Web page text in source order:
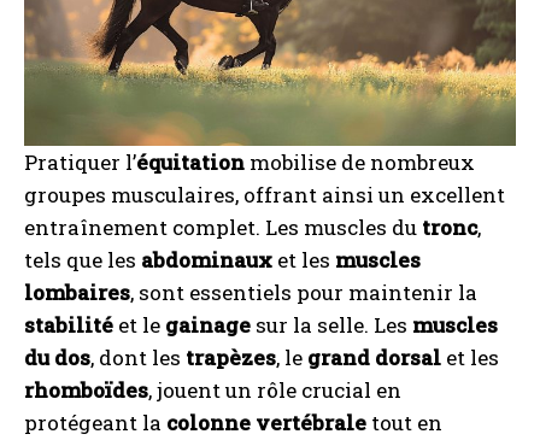
Pratiquer l’équitation mobilise de nombreux
groupes musculaires, offrant ainsi un excellent
entraînement complet. Les muscles du tronc,
tels que les abdominaux et les muscles
lombaires, sont essentiels pour maintenir la
stabilité et le gainage sur la selle. Les muscles
du dos, dont les trapèzes, le grand dorsal et les
rhomboïdes, jouent un rôle crucial en
protégeant la colonne vertébrale tout en